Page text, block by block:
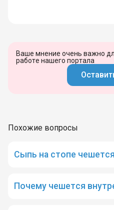
Ваше мнение очень важно
работе нашего портала
Похожие вопросы
Сыпь на стопе чешется
Почему чешется